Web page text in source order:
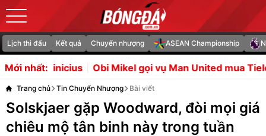
Lịch thi đấu Kết quả Chuyển nhượng ASEAN Championship
Mới nhất:
Obi Mikel gọi vụ Man United mua Tielemans là vụ
Trang chủ Tin Chuyển Nhượng Bài viết
Solskjaer gặp Woodward, đòi mọi giá
chiêu mộ tân binh này trong tuần